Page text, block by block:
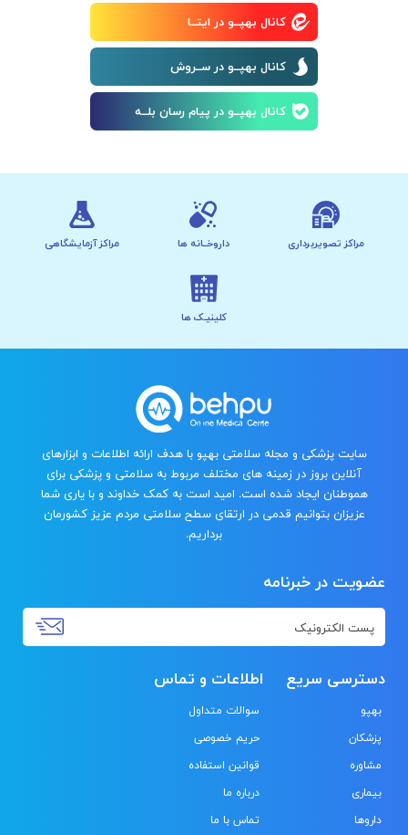
کانال بهپــو در ایتــا
کانال بهپــو در ســروش
کانال بهپــو در پیام رسان بلــه
مراکز تصویربرداری داروخــانه ها مراکز آزمایشگاهی
کلینیـک ها
سایت پزشکی و مجله سلامتی بهپو با هدف ارائه اطلاعات و ابزارهای
آنلاین بروز در زمینه های مختلف مربوط به سلامتی و پزشکی برای
هموطنان ایجاد شده است. امید است به کمک خداوند و با یاری شما
عزیزان بتوانیم قدمی در ارتقای سطح سلامتی مردم عزیز کشورمان
برداریم.
عضویت در خبرنامه
دسترسی سریع
بهپو
پزشکان
مشاوره
بیماری
داروها
اطلاعات و تماس
سوالات متداول
حریم خصوصی
قوانین استفاده
درباره ما
تماس با ما